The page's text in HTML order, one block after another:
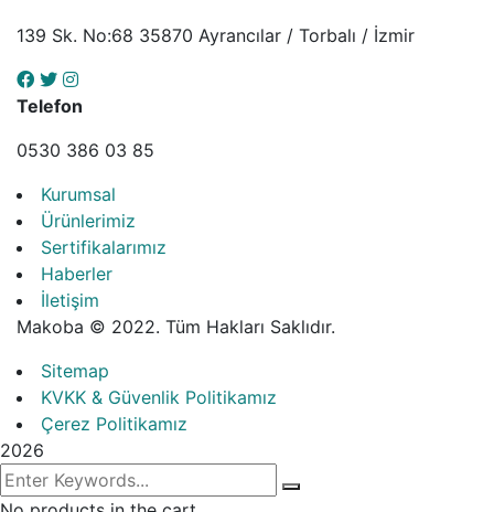
139 Sk. No:68 35870 Ayrancılar / Torbalı / İzmir
Telefon
0530 386 03 85
Kurumsal
Ürünlerimiz
Sertifikalarımız
Haberler
İletişim
Makoba © 2022. Tüm Hakları Saklıdır.
Sitemap
KVKK & Güvenlik Politikamız
Çerez Politikamız
2026